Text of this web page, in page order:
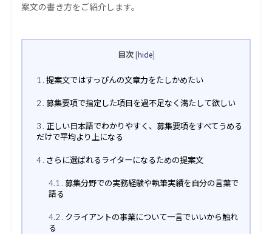
案文の書き方をご紹介します。
目次 [hide]
1 提案文ではすっぴんの文章力をたしかめたい
2 募集要項で指定した項目を過不足なく満たして欲しい
3
正しい日本語でわかりやすく、募集要項をすべてうめる
だけで平均より上になる
4 さらに選ばれるライターになるための提案文
4.1
募集分野での実務経験や執筆実績を自分の言葉で
語る
4.2
クライアントの事業について一言でいいから触れ
る